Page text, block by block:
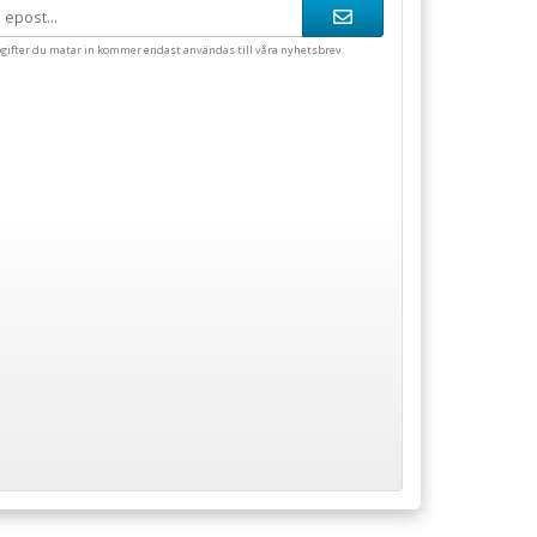
du matar in kommer endast användas till våra nyhetsbrev.